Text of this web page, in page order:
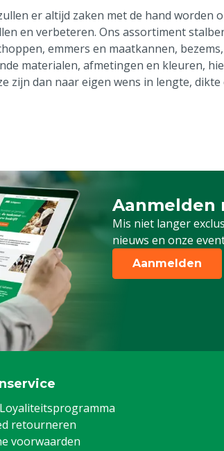
er altijd zaken met de hand worden
en verbeteren. Ons assortiment
emmers en maatkannen,
materialen, afmetingen en kleuren,
zijn dan naar eigen wens in lengte,
Aanmelden
Mis niet langer
nieuws en onze
Schrijf je in voor
Aanmelden
Loyaliteitsprogramma
retourneren
voorwaarden